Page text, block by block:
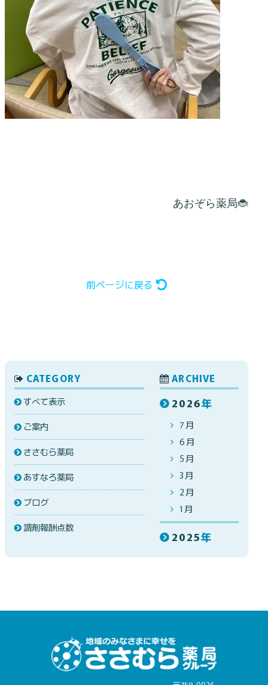
あおぞら薬局🐞
前ページに戻る
CATEGORY
すべて表示
ご案内
ささむら薬局
あすなろ薬局
ブログ
調剤報酬点数
ARCHIVE
2026年
7月
6月
5月
3月
2月
1月
2025年